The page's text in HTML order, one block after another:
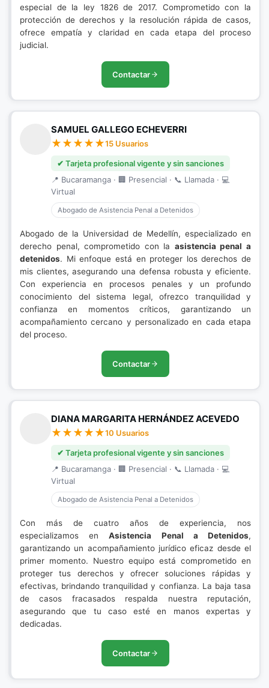
especial de la ley 1826 de 2017. Comprometido con la
protección de derechos y la resolución rápida de casos,
ofrece empatía y claridad en cada etapa del proceso
judicial.
Contactar
SAMUEL GALLEGO ECHEVERRI
15 Usuarios
✔ Tarjeta profesional vigente y sin sanciones
📍 Bucaramanga · 🏢 Presencial · 📞 Llamada · 💻
Virtual
Abogado de Asistencia Penal a Detenidos
Abogado de la Universidad de Medellín, especializado en
derecho penal, comprometido con la asistencia penal a
detenidos. Mi enfoque está en proteger los derechos de
mis clientes, asegurando una defensa robusta y eficiente.
Con experiencia en procesos penales y un profundo
conocimiento del sistema legal, ofrezco tranquilidad y
confianza en momentos críticos, garantizando un
acompañamiento cercano y personalizado en cada etapa
del proceso.
Contactar
DIANA MARGARITA HERNÁNDEZ ACEVEDO
10 Usuarios
✔ Tarjeta profesional vigente y sin sanciones
📍 Bucaramanga · 🏢 Presencial · 📞 Llamada · 💻
Virtual
Abogado de Asistencia Penal a Detenidos
Con más de cuatro años de experiencia, nos
especializamos enAsistencia Penal a Detenidos,
garantizando un acompañamiento jurídico eficaz desde el
primer momento. Nuestro equipo está comprometido en
proteger tus derechos y ofrecer soluciones rápidas y
efectivas, brindando tranquilidad y confianza. La baja tasa
de casos fracasados respalda nuestra reputación,
asegurando que tu caso esté en manos expertas y
dedicadas.
Contactar